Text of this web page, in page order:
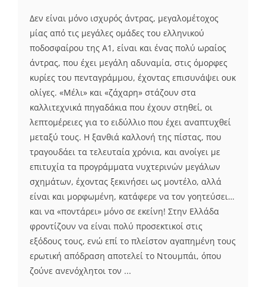
Δεν είναι μόνο ισχυρός άντρας, μεγαλομέτοχος
μίας από τις μεγάλες ομάδες του ελληνικού
ποδοσφαίρου της Α1, είναι και ένας πολύ ωραίος
άντρας, που έχει μεγάλη αδυναμία, στις όμορφες
κυρίες του πενταγράμμου, έχοντας επισυνάψει ουκ
ολίγες. «Μέλι» και «ζάχαρη» στάζουν στα
καλλιτεχνικά πηγαδάκια που έχουν στηθεί, οι
λεπτομέρειες για το ειδύλλιο που έχει αναπτυχθεί
μεταξύ τους. Η ξανθιά καλλονή της πίστας, που
τραγουδάει τα τελευταία χρόνια, και ανοίγει με
επιτυχία τα προγράμματα νυχτερινών μεγάλων
σχημάτων, έχοντας ξεκινήσει ως μοντέλο, αλλά
είναι και μορφωμένη, κατάφερε να τον γοητεύσει…
και να «ποντάρει» μόνο σε εκείνη! Στην Ελλάδα
φροντίζουν να είναι πολύ προσεκτικοί στις
εξόδους τους, ενώ επί το πλείστον αγαπημένη τους
ερωτική απόδραση αποτελεί το Ντουμπάι, όπου
ζούνε ανενόχλητοι τον ...